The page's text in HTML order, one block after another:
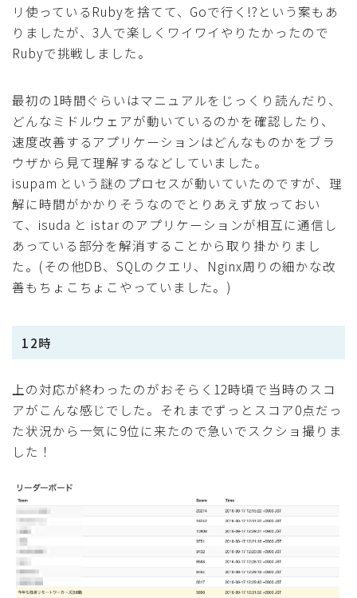
リ使っているRubyを捨てて、Goで行く!?という案もあ
りましたが、3人で楽しくワイワイやりたかったので
Rubyで挑戦しました。
最初の1時間ぐらいはマニュアルをじっくり読んだり、
どんなミドルウェアが動いているのかを確認したり、
速度改善するアプリケーションはどんなものかをブラ
ウザから見て理解するなどしていました。
isupam という謎のプロセスが動いていたのですが、理
解に時間がかかりそうなのでとりあえず放っておい
て、isuda と istar のアプリケーションが相互に通信し
あっている部分を解消することから取り掛かりまし
た。(その他DB、SQLのクエリ、Nginx周りの細かな改
善もちょこちょこやっていました。)
12時
上の対応が終わったのがおそらく12時頃で当時のスコ
アがこんな感じでした。それまでずっとスコア0点だっ
た状況から一気に9位に来たので急いでスクショ撮りま
した！